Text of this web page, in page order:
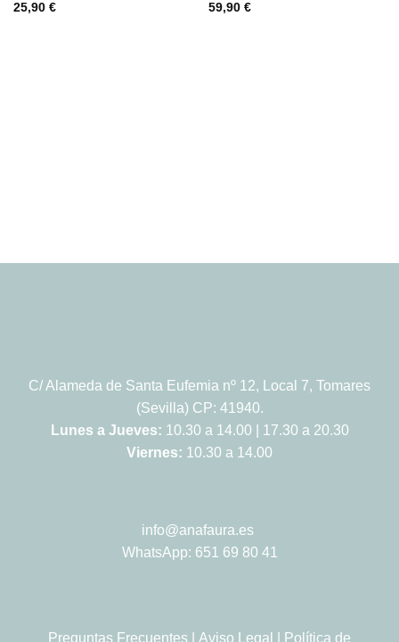
25,90 €
59,90 €
C/ Alameda de Santa Eufemia nº 12, Local 7, Tomares
(Sevilla) CP: 41940.
Lunes a Jueves: 10.30 a 14.00 | 17.30 a 20.30
Viernes: 10.30 a 14.00
info@anafaura.es
WhatsApp: 651 69 80 41
Preguntas Frecuentes Aviso Legal Política de